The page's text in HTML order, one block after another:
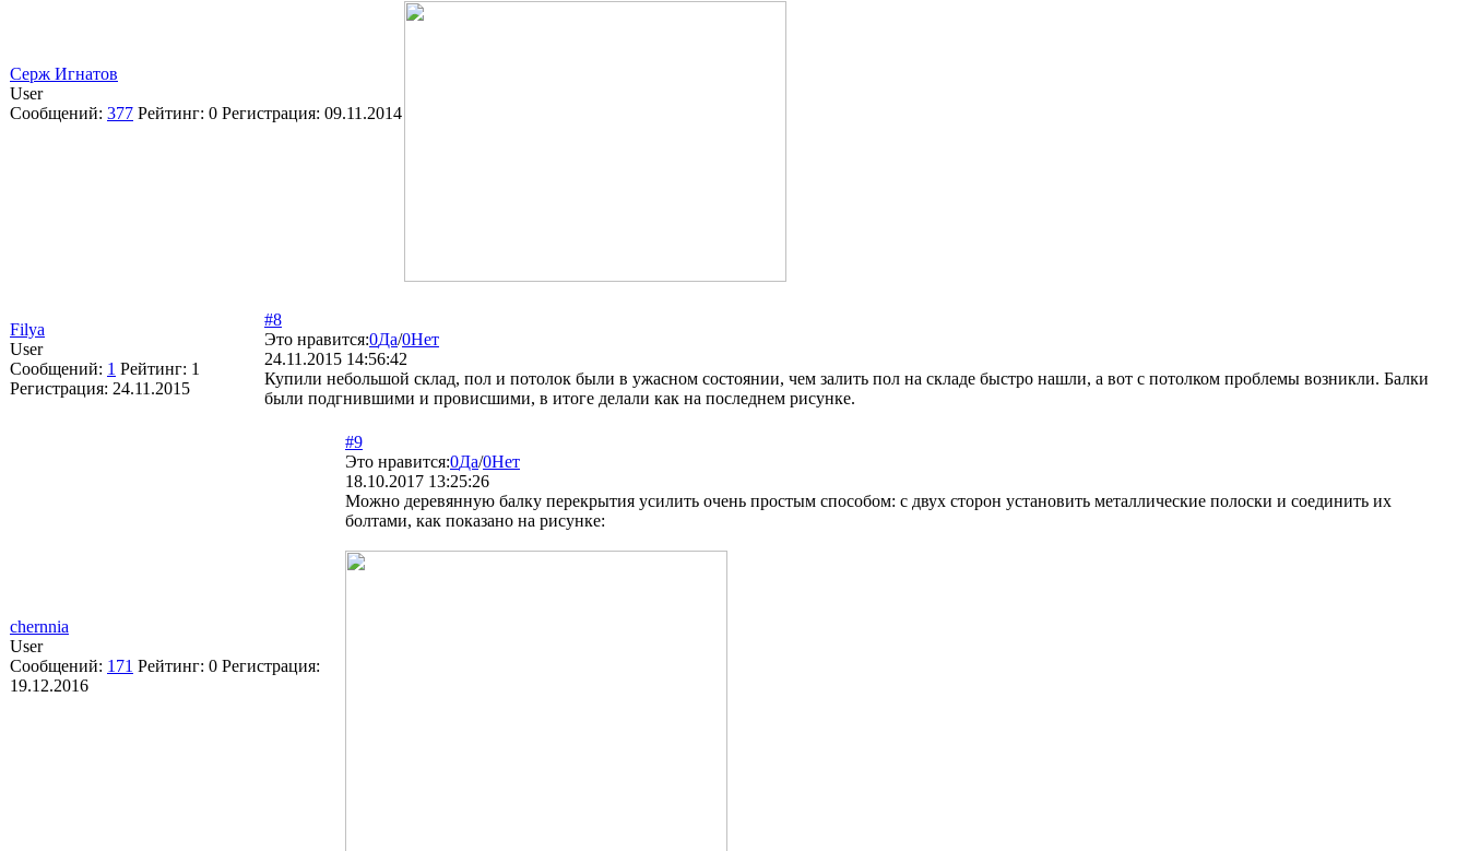
Серж Игнатов
User
Сообщений: 377 Рейтинг: 0 Регистрация: 09.11.2014
Filya
User
Сообщений: 1 Рейтинг: 1
Регистрация: 24.11.2015
#8
Это нравится:0Да/0Нет
24.11.2015 14:56:42
Купили небольшой склад, пол и потолок были в ужасном состоянии, чем залить пол на складе быстро нашли, а вот с потолком проблемы возникли. Балки
были подгнившими и провисшими, в итоге делали как на последнем рисунке.
chernnia
User
Сообщений: 171 Рейтинг: 0 Регистрация:
19.12.2016
#9
Это нравится:0Да/0Нет
18.10.2017 13:25:26
Можно деревянную балку перекрытия усилить очень простым способом: с двух сторон установить металлические полоски и соединить их
болтами, как показано на рисунке: